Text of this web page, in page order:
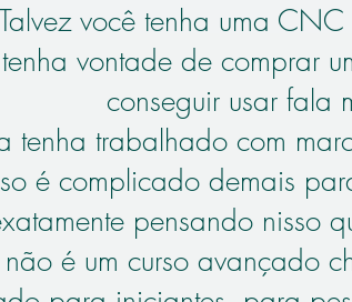
Talvez você tenha uma
tenha vontade de comprar
conseguir usar fala
tenha trabalhado com
é complicado demais
pensando nisso
não é um curso avançado